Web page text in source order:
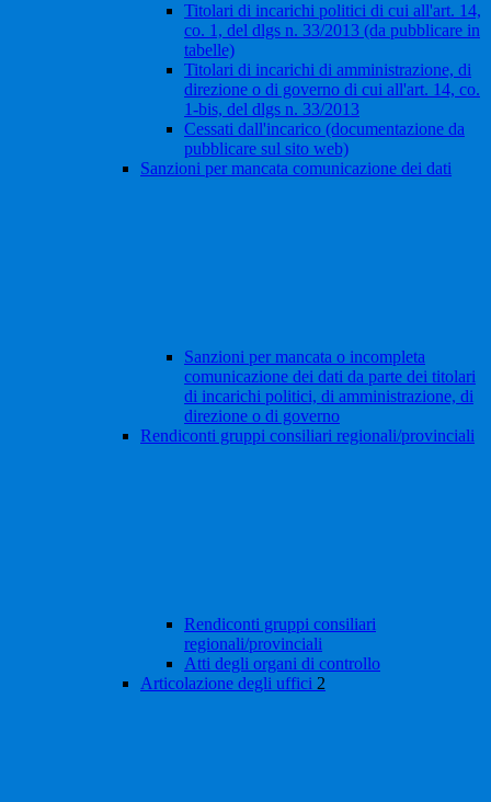
Titolari di incarichi politici di cui all'art. 14,
co. 1, del dlgs n. 33/2013 (da pubblicare in
tabelle)
Titolari di incarichi di amministrazione, di
direzione o di governo di cui all'art. 14, co.
1-bis, del dlgs n. 33/2013
Cessati dall'incarico (documentazione da
pubblicare sul sito web)
Sanzioni per mancata comunicazione dei dati
Sanzioni per mancata o incompleta
comunicazione dei dati da parte dei titolari
di incarichi politici, di amministrazione, di
direzione o di governo
Rendiconti gruppi consiliari regionali/provinciali
Rendiconti gruppi consiliari
regionali/provinciali
Atti degli organi di controllo
Articolazione degli uffici 2